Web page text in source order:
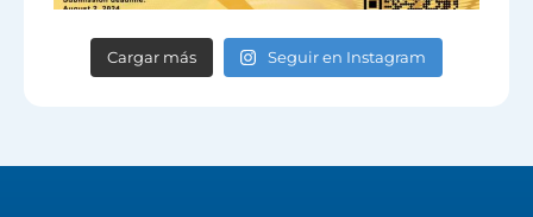
Cargar más Seguir en Instagram